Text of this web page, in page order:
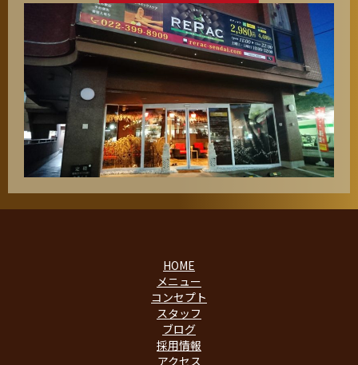
HOME
メニュー
コンセプト
スタッフ
ブログ
採用情報
アクセス